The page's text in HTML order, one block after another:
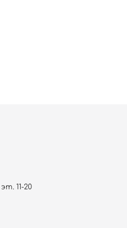
11-20